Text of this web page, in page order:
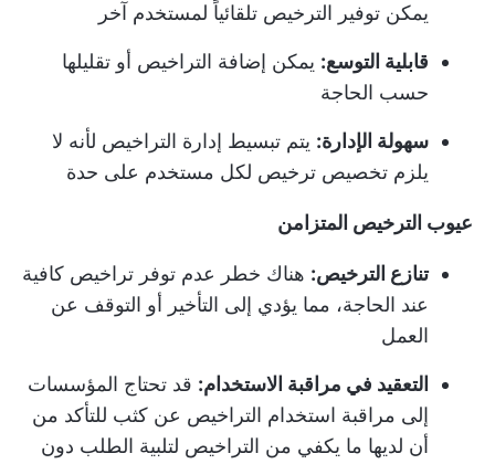
يمكن توفير الترخيص تلقائياً لمستخدم آخر
قابلية التوسع: يمكن إضافة التراخيص أو تقليلها
حسب الحاجة
سهولة الإدارة: يتم تبسيط إدارة التراخيص لأنه لا
يلزم تخصيص ترخيص لكل مستخدم على حدة
عيوب الترخيص المتزامن
تنازع الترخيص: هناك خطر عدم توفر تراخيص كافية
عند الحاجة، مما يؤدي إلى التأخير أو التوقف عن
العمل
التعقيد في مراقبة الاستخدام: قد تحتاج المؤسسات
إلى مراقبة استخدام التراخيص عن كثب للتأكد من
أن لديها ما يكفي من التراخيص لتلبية الطلب دون